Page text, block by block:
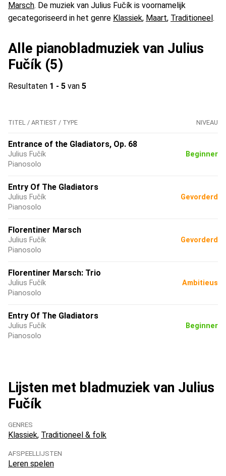
Marsch. De muziek van Julius Fučík is voornamelijk
gecategoriseerd in het genre Klassiek, Maart, Traditioneel.
Alle pianobladmuziek van Julius
Fučík (5)
Resultaten 1 - 5 van 5
TITEL / ARTIEST / TYPE NIVEAU
Entrance of the Gladiators, Op. 68
Julius Fučík
Pianosolo
Beginner
Entry Of The Gladiators
Julius Fučík
Pianosolo
Gevorderd
Florentiner Marsch
Julius Fučík
Pianosolo
Gevorderd
Florentiner Marsch: Trio
Julius Fučík
Pianosolo
Ambitieus
Entry Of The Gladiators
Julius Fučík
Pianosolo
Beginner
Lijsten met bladmuziek van Julius
Fučík
GENRES
Klassiek Traditioneel & folk
AFSPEELLIJSTEN
Leren spelen